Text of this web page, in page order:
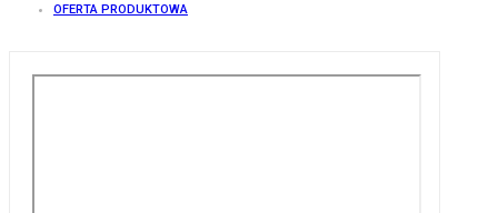
OFERTA PRODUKTOWA